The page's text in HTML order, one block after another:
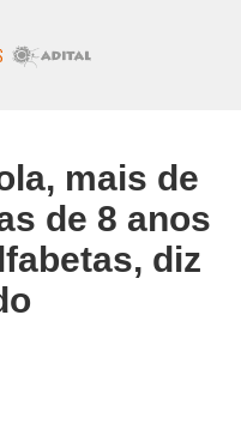
mais de
de 8 anos
diz